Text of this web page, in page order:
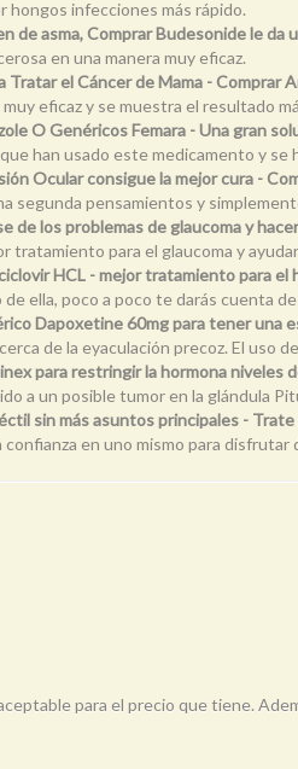
hongos infecciones más rápido.
de asma, Comprar Budesonide le da
en una manera muy eficaz.
Tratar el Cáncer de Mama - Comprar
eficaz y se muestra el resultado
O Genéricos Femara - Una gran
han usado este medicamento y se
Ocular consigue la mejor cura -
segunda pensamientos y
de los problemas de glaucoma y
para el glaucoma y
HCL - mejor tratamiento para el
ella, poco a poco te darás cuenta
Dapoxetine 60mg para tener una
de la eyaculación precoz. El uso
para restringir la hormona niveles
a un posible tumor en la glándula
sin más asuntos principales - Trate
en uno mismo para disfrutar
para el precio que tiene.